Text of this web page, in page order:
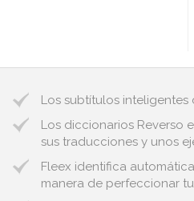
Los subtítulos
Los diccionarios Reverso
sus traducciones y unos
Fleex identifica
manera de perfeccionar